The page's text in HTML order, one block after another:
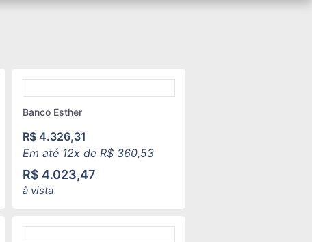
Banco Esther
R$ 4.326,31
Em até 12x deR$ 360,53
R$ 4.023,47
à vista